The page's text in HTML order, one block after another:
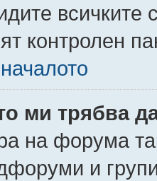
всичките
контролен
ми трябва
на форума
и